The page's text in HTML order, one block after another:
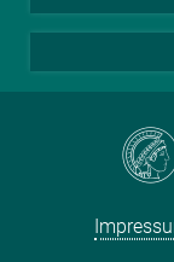
Presse- und